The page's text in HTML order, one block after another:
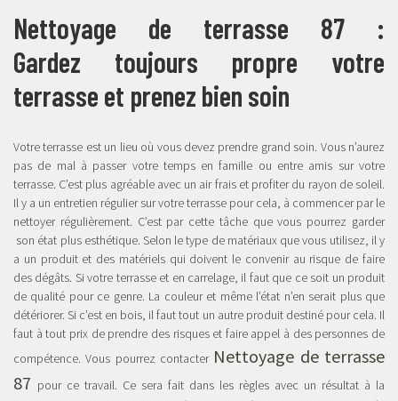
Nettoyage de terrasse 87 :
Gardez toujours propre votre
terrasse et prenez bien soin
Votre terrasse est un lieu où vous devez prendre grand soin. Vous n’aurez
pas de mal à passer votre temps en famille ou entre amis sur votre
terrasse. C’est plus agréable avec un air frais et profiter du rayon de soleil.
Il y a un entretien régulier sur votre terrasse pour cela, à commencer par le
nettoyer régulièrement. C’est par cette tâche que vous pourrez garder
son état plus esthétique. Selon le type de matériaux que vous utilisez, il y
a un produit et des matériels qui doivent le convenir au risque de faire
des dégâts. Si votre terrasse et en carrelage, il faut que ce soit un produit
de qualité pour ce genre. La couleur et même l’état n’en serait plus que
détériorer. Si c’est en bois, il faut tout un autre produit destiné pour cela. Il
faut à tout prix de prendre des risques et faire appel à des personnes de
compétence. Vous pourrez contacter Nettoyage de terrasse
87 pour ce travail. Ce sera fait dans les règles avec un résultat à la